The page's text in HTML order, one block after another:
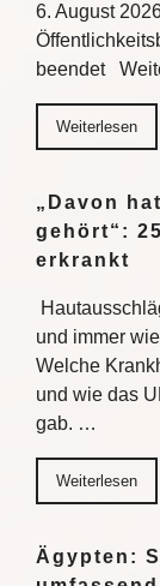
6. August
beendet
Weiterlesen
„Davon
gehört“:
erkrankt
und immer
Welche
und wie das
gab. …
Weiterlesen
Ägypten: